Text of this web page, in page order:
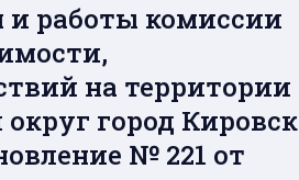
работы комиссии
на территории
город Кировск
№ 221 от